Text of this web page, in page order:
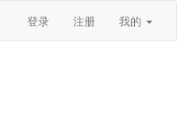
登录 注册 我的